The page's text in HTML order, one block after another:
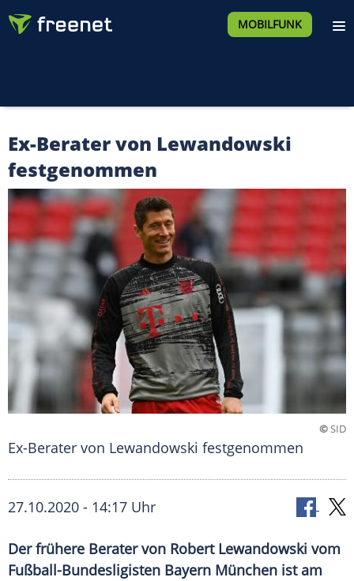
MOBILFUNK
Ex-Berater von Lewandowski
festgenommen
©SID
Ex-Berater von Lewandowski festgenommen
27.10.2020 - 14:17 Uhr
Der frühere Berater von Robert Lewandowski vom
Fußball-Bundesligisten Bayern München ist am